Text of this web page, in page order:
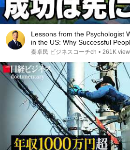
Lessons from the Psychologist
in the US: Why Successful
秦卓民 ビジネスコーチch • 261K